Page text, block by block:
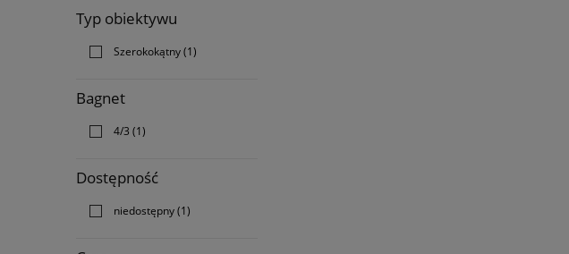
Typ obiektywu
Szerokokątny(1)
Bagnet
4/3 (1)
Dostępność
niedostępny(1)